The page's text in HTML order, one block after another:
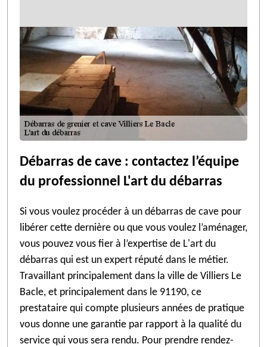
Débarras de cave : contactez l’équipe
du professionnel L'art du débarras
Si vous voulez procéder à un débarras de cave pour
libérer cette dernière ou que vous voulez l’aménager,
vous pouvez vous fier à l’expertise de L'art du
débarras qui est un expert réputé dans le métier.
Travaillant principalement dans la ville de Villiers Le
Bacle, et principalement dans le 91190, ce
prestataire qui compte plusieurs années de pratique
vous donne une garantie par rapport à la qualité du
service qui vous sera rendu. Pour prendre rendez-